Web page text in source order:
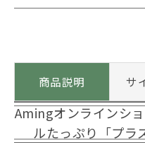
商品説明 サ
Amingオンラインシ
ルたっぷり「プラ